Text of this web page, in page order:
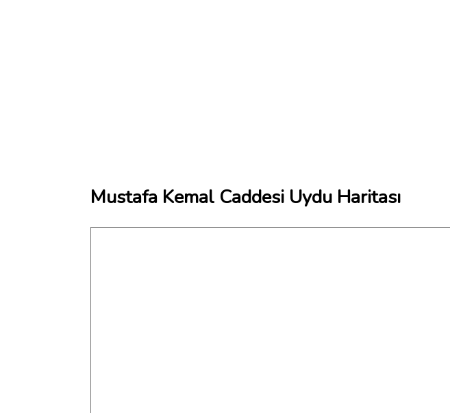
Mustafa Kemal Caddesi Uydu Haritası